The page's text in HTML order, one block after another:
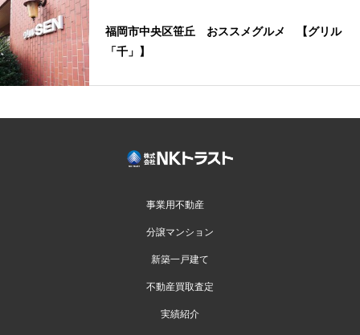
福岡市中央区笹丘 おススメグルメ 【グリル
「千」】
事業用不動産
分譲マンション
新築一戸建て
不動産買取査定
実績紹介